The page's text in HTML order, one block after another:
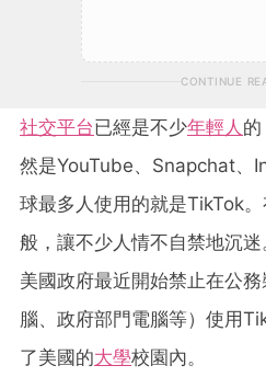
CONTINUE
社交平台已經是不少年輕人
然是YouTube、Snapchat、
球最多人使用的就是TikTok
般，讓不少人情不自禁地沉迷
美國政府最近開始禁止在公
腦、政府部門電腦等）使用
了美國的大學校園內。